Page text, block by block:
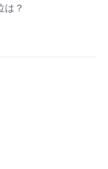
は？